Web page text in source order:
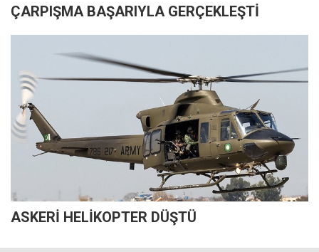
ÇARPIŞMA BAŞARIYLA GERÇEKLEŞTİ
ASKERİ HELİKOPTER DÜŞTÜ